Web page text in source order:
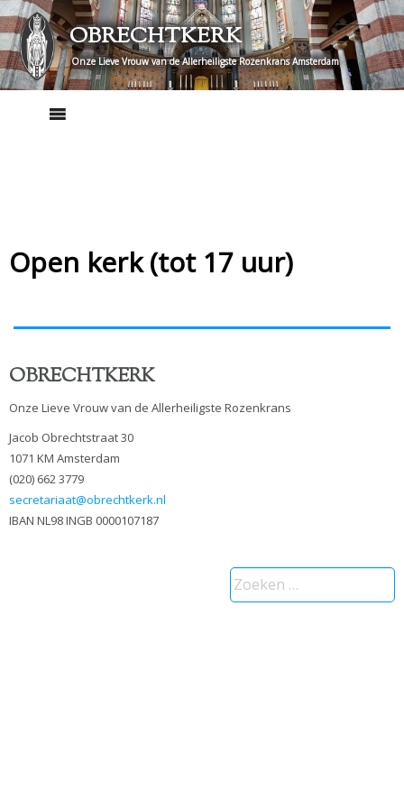
Skip
to
content
OBRECHTKERK
Onze Lieve Vrouw van de Allerheiligste Rozenkrans Amsterdam
Open kerk (tot 17 uur)
OBRECHTKERK
Onze Lieve Vrouw van de Allerheiligste Rozenkrans
Jacob Obrechtstraat 30
1071 KM Amsterdam
(020) 662 3779
secretariaat@obrechtkerk.nl
IBAN NL98 INGB 0000107187
Zoeken
naar: